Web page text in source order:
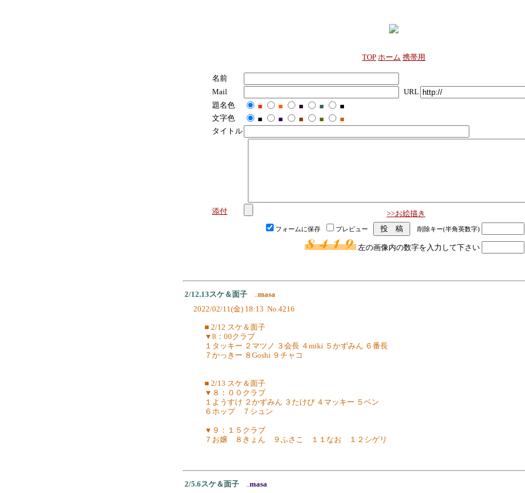
TOP ホーム 携帯用
名前
Mail
URL
題名色
■ ■ ■ ■
■
文字色
■ ■ ■ ■
■
タイトル
添付 >>お絵描き
フォームに保存 プレビュー 削除キー(半角英数字)
左の画像内の数字を入力して下さい
2/12.13スケ＆面子 ..masa
2022/02/11(金) 18:13 No.4216
■ 2/12 スケ＆面子
▼8：00クラブ
１タッキー ２マツノ ３会長 ４miki ５かずみん ６番長
７かっきー ８Goshi ９チャコ
■ 2/13 スケ＆面子
▼８：００クラブ
１ようすけ ２かずみん ３たけぴ ４マッキー ５ベン
６ホップ ７シュン
▼９：１５クラブ
７お嬢 ８きょん ９ふさこ １１なお １２シゲリ
2/5.6スケ＆面子 ..masa